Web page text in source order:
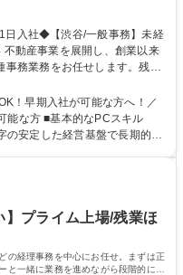
務業務をお任せします。残業
可能なため、WLBを整えたい
できます。 【業務詳細】■電
■データ入力や書類作成 ■契約
！早期入社が可能な方へ！／
能な方 ■基本的なPCスキル
学歴・資格 学
プライム上場/残業ほ
の経理事務を中心にお任せ。まずは正
一緒に業務を進めながら段階的に経